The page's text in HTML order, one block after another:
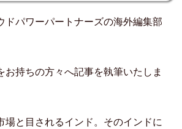
ドパワーパートナーズの海外編集部
お持ちの方々へ記事を執筆いたしま
場と目されるインド。そのインドに